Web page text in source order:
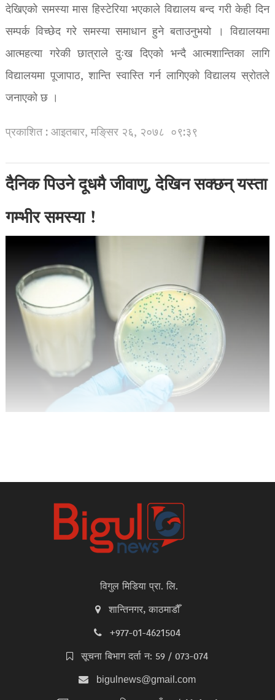
देखिएको समस्या मास हिस्टेरिया भएकाले विद्यालय बन्द गरी केही दिन
सम्पर्क विच्छेद गरे समस्या समाधान हुने बताउनुभयो । विद्यालयमा
आत्महत्या गरेकी छात्राले दुःख दिएको भन्दै आत्मशान्तिका लागि
विद्यालयमा पूजापाठ, शान्ति स्वास्ति गर्न लागिएको विद्यालय स्रोतले
जनाएको छ ।
प्रकाशित : आइतबार, मङि्सर २६, २०७८ ०९:३९
दैनिक पिउने दूधमै जीवाणु, देखिन सक्छन् यस्ता
गम्भीर समस्या !
विगुल मिडिया प्रा. लि.
शान्तिनगर, काठमाडौँ
+977-01-4621504
सूचना बिभाग दर्ता न: 59 / 073-074
bigulnews@gmail.com